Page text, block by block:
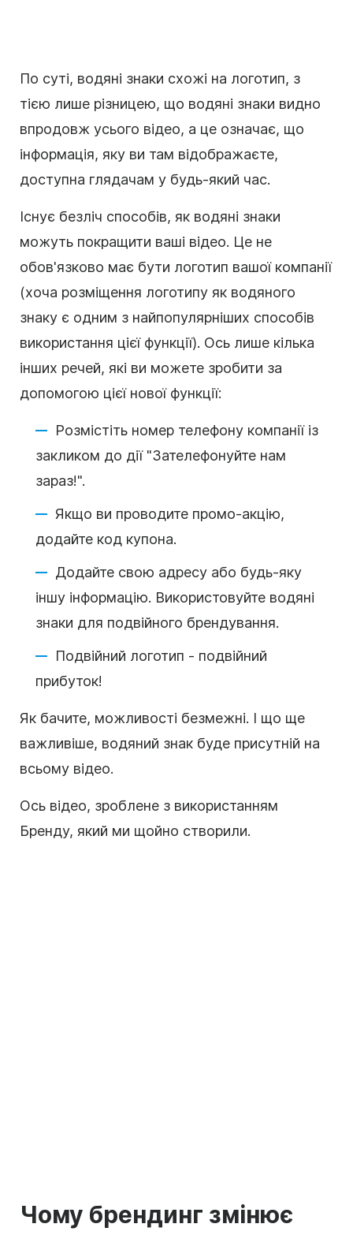
По суті, водяні знаки схожі на логотип, з
тією лише різницею, що водяні знаки видно
впродовж усього відео, а це означає, що
інформація, яку ви там відображаєте,
доступна глядачам у будь-який час.
Існує безліч способів, як водяні знаки
можуть покращити ваші відео. Це не
обов'язково має бути логотип вашої компанії
(хоча розміщення логотипу як водяного
знаку є одним з найпопулярніших способів
використання цієї функції). Ось лише кілька
інших речей, які ви можете зробити за
допомогою цієї нової функції:
Розмістіть номер телефону компанії із
закликом до дії "Зателефонуйте нам
зараз!".
Якщо ви проводите промо-акцію,
додайте код купона.
Додайте свою адресу або будь-яку
іншу інформацію. Використовуйте водяні
знаки для подвійного брендування.
Подвійний логотип - подвійний
прибуток!
Як бачите, можливості безмежні. І що ще
важливіше, водяний знак буде присутній на
всьому відео.
Ось відео, зроблене з використанням
Бренду, який ми щойно створили.
Чому брендинг змінює